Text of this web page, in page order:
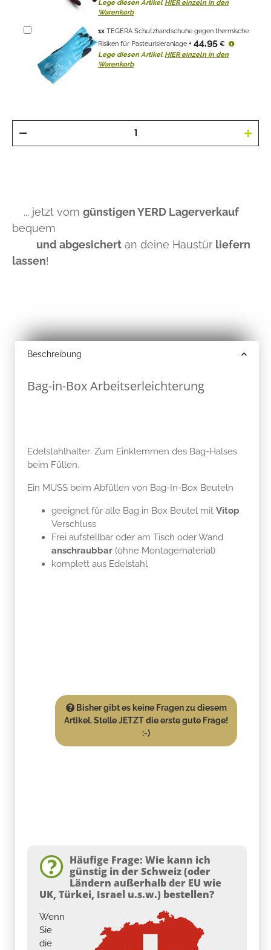
Lege diesen Artikel HIER einzeln in den
Warenkorb
1x TEGERA Schutzhandschuhe gegen thermische
Risiken für Pasteurisieranlage + 44,95 €
Lege diesen Artikel HIER einzeln in den
Warenkorb
... jetzt vom günstigen YERD Lagerverkauf
bequem
und abgesichert an deine Haustür liefern
lassen!
Beschreibung
Bag-in-Box Arbeitserleichterung
Edelstahlhalter: Zum Einklemmen des Bag-Halses
beim Füllen.
Ein MUSS beim Abfüllen von Bag-In-Box Beuteln
geeignet für alle Bag in Box Beutel mit Vitop
Verschluss
Frei aufstellbar oder am Tisch oder Wand
anschraubbar (ohne Montagematerial)
komplett aus Edelstahl
Bisher gibt es keine Fragen zu diesem
Artikel. Stelle JETZT die erste gute Frage!
:-)
Häufige Frage: Wie kann ich
günstig in der Schweiz (oder
Ländern außerhalb der EU wie
UK, Türkei, Israel u.s.w.) bestellen?
Wenn
Sie
die